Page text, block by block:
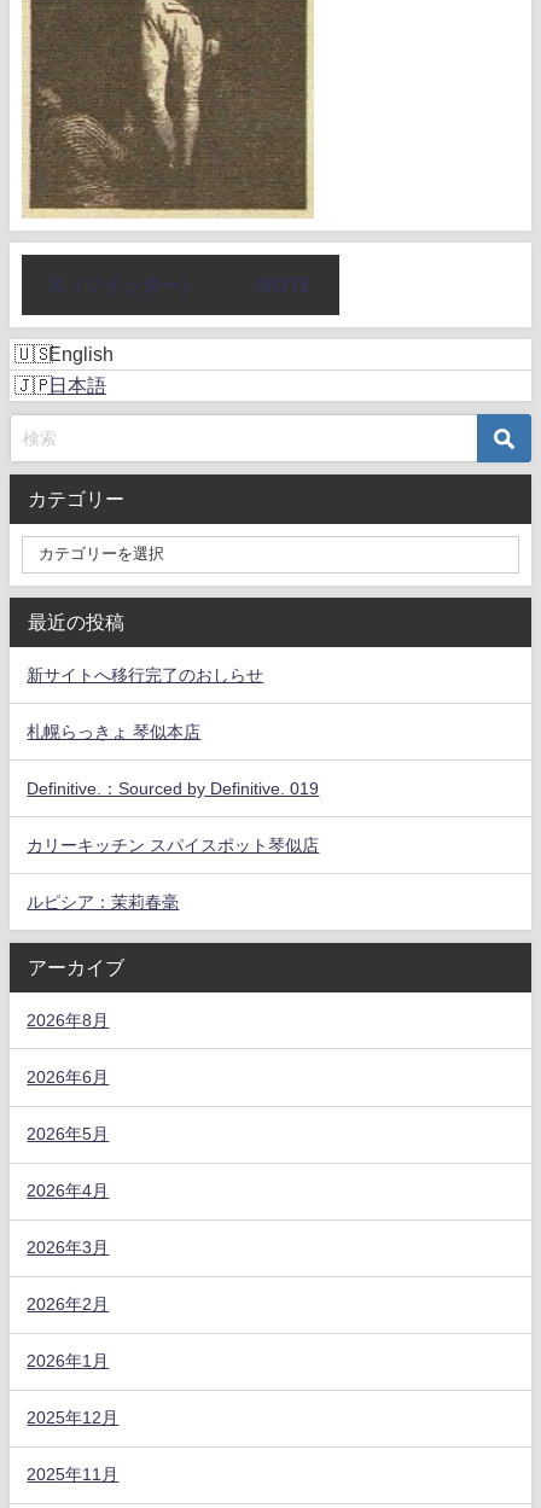
X（ツイッター） NOTE
English
日本語
カテゴリー
最近の投稿
新サイトへ移行完了のおしらせ
札幌らっきょ 琴似本店
Definitive.：Sourced by Definitive. 019
カリーキッチン スパイスポット琴似店
ルピシア：茉莉春毫
アーカイブ
2026年8月
2026年6月
2026年5月
2026年4月
2026年3月
2026年2月
2026年1月
2025年12月
2025年11月